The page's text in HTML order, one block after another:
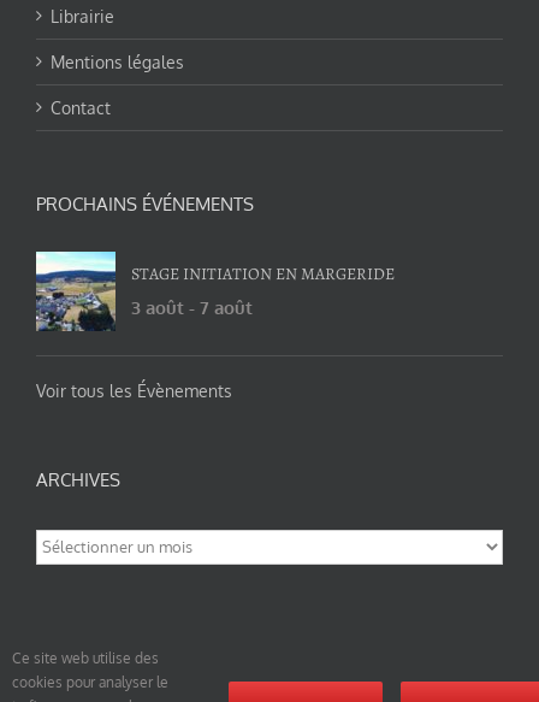
Librairie
Mentions légales
Contact
PROCHAINS ÉVÉNEMENTS
STAGE INITIATION EN MARGERIDE
3 août - 7 août
Voir tous les Évènements
ARCHIVES
Archives
Ce site web utilise des
cookies pour analyser le